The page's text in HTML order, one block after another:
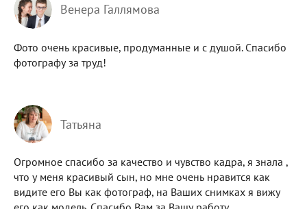
Венера Галлямова
Фото очень красивые, продуманные и с душой. Спасибо
фотографу за труд!
Татьяна
Огромное спасибо за качество и чувство кадра, я знала ,
что у меня красивый сын, но мне очень нравится как
видите его Вы как фотограф, на Ваших снимках я вижу